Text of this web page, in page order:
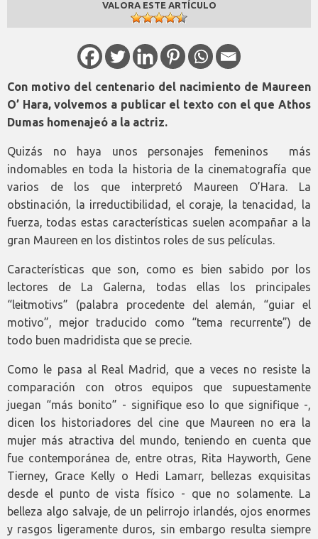
VALORA ESTE ARTÍCULO
Con motivo del centenario del nacimiento de Maureen
O’ Hara, volvemos a publicar el texto con el que Athos
Dumas homenajeó a la actriz.
Quizás no haya unos personajes femeninos más
indomables en toda la historia de la cinematografía que
varios de los que interpretó Maureen O’Hara. La
obstinación, la irreductibilidad, el coraje, la tenacidad, la
fuerza, todas estas características suelen acompañar a la
gran Maureen en los distintos roles de sus películas.
Características que son, como es bien sabido por los
lectores de La Galerna, todas ellas los principales
“leitmotivs” (palabra procedente del alemán, “guiar el
motivo”, mejor traducido como “tema recurrente”) de
todo buen madridista que se precie.
Como le pasa al Real Madrid, que a veces no resiste la
comparación con otros equipos que supuestamente
juegan “más bonito” - signifique eso lo que signifique -,
dicen los historiadores del cine que Maureen no era la
mujer más atractiva del mundo, teniendo en cuenta que
fue contemporánea de, entre otras, Rita Hayworth, Gene
Tierney, Grace Kelly o Hedi Lamarr, bellezas exquisitas
desde el punto de vista físico - que no solamente. La
belleza algo salvaje, de un pelirrojo irlandés, ojos enormes
y rasgos ligeramente duros, sin embargo resulta siempre